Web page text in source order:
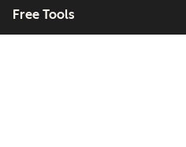
Free Tools